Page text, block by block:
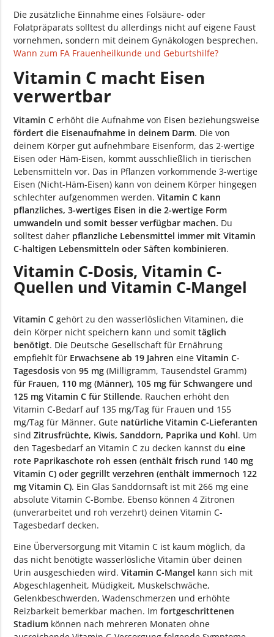
Die zusätzliche Einnahme eines Folsäure- oder
Folatpräparats solltest du allerdings nicht auf eigene Faust
vornehmen, sondern mit deinem Gynäkologen besprechen.
Wann zum FA Frauenheilkunde und Geburtshilfe?
Vitamin C macht Eisen
verwertbar
Vitamin C erhöht die Aufnahme von Eisen beziehungsweise
fördert die Eisenaufnahme in deinem Darm. Die von
deinem Körper gut aufnehmbare Eisenform, das 2-wertige
Eisen oder Häm-Eisen, kommt ausschließlich in tierischen
Lebensmitteln vor. Das in Pflanzen vorkommende 3-wertige
Eisen (Nicht-Häm-Eisen) kann von deinem Körper hingegen
schlechter aufgenommen werden.Vitamin C kann
pflanzliches, 3-wertiges Eisen in die 2-wertige Form
umwandeln und somit besser verfügbar machen. Du
solltest daher pflanzliche Lebensmittel immer mit Vitamin
C-haltigen Lebensmitteln oder Säften kombinieren.
Vitamin C-Dosis, Vitamin C-
Quellen und Vitamin C-Mangel
Vitamin C gehört zu den wasserlöslichen Vitaminen, die
dein Körper nicht speichern kann und somittäglich
benötigt. Die Deutsche Gesellschaft für Ernährung
empfiehlt für Erwachsene ab 19 Jahren eineVitamin C-
Tagesdosis von95 mg(Milligramm, Tausendstel Gramm)
für Frauen, 110 mg (Männer), 105 mg für Schwangere und
125 mg Vitamin C für Stillende. Rauchen erhöht den
Vitamin C-Bedarf auf 135 mg/Tag für Frauen und 155
mg/Tag für Männer. Gute natürliche Vitamin C-Lieferanten
sindZitrusfrüchte, Kiwis, Sanddorn, Paprika und Kohl. Um
den Tagesbedarf an Vitamin C zu decken kannst dueine
rote Paprikaschote roh essen (enthält frisch rund 140 mg
Vitamin C) oder gegrillt verzehren (enthält immernoch 122
mg Vitamin C). Ein Glas Sanddornsaft ist mit 266 mg eine
absolute Vitamin C-Bombe. Ebenso können 4 Zitronen
(unverarbeitet und roh verzehrt) deinen Vitamin C-
Tagesbedarf decken.
Eine Überversorgung mit Vitamin C ist kaum möglich, da
das nicht benötigte wasserlösliche Vitamin über deinen
Urin ausgeschieden wird.Vitamin C-Mangel kann sich mit
Abgeschlagenheit, Müdigkeit, Muskelschwäche,
Gelenkbeschwerden, Wadenschmerzen und erhöhte
Reizbarkeit bemerkbar machen. Imfortgeschrittenen
Stadium können nach mehreren Monaten ohne